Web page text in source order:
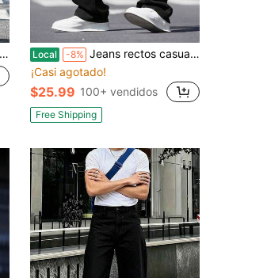
Local -8% Jeans rectos casuales de unicolor para hombres
¡Casi agotado!
$25.99 100+ vendidos
Free Shipping